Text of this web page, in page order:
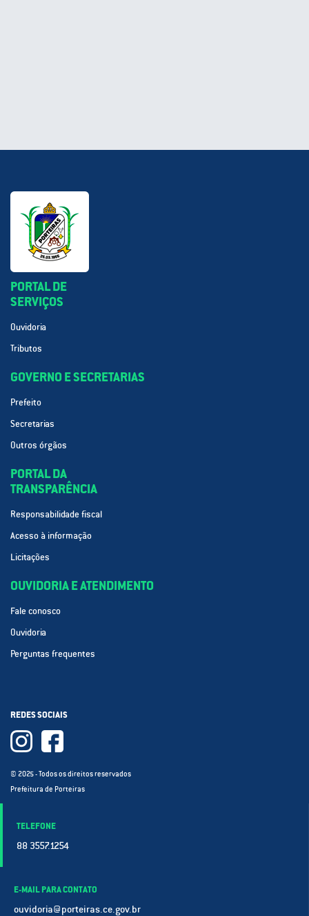
PORTAL DE
SERVIÇOS
Ouvidoria
Tributos
GOVERNO E SECRETARIAS
Prefeito
Secretarias
Outros órgãos
PORTAL DA
TRANSPARÊNCIA
Responsabilidade fiscal
Acesso à informação
Licitações
OUVIDORIA E ATENDIMENTO
Fale conosco
Ouvidoria
Perguntas frequentes
REDES SOCIAIS
© 2025 - Todos os direitos reservados
Prefeitura de Porteiras
TELEFONE
88 3557.1254
E-MAIL PARA CONTATO
ouvidoria@porteiras.ce.gov.br